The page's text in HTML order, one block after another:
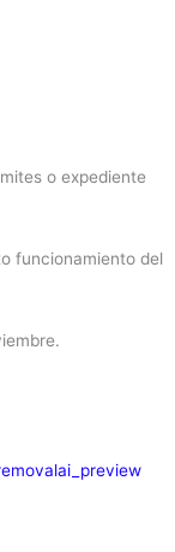
o expediente
funcionamiento del